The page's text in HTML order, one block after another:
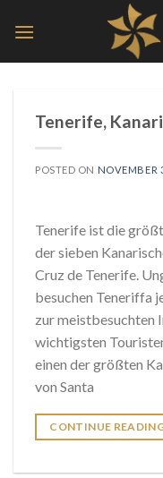
Tenerife,
POSTED ON NOVEMBER
Tenerife ist die
der sieben
Cruz de Tenerife.
besuchen Teneriffa
zur meistbesuchten
wichtigsten
einen der größten
von Santa
CONTINUE